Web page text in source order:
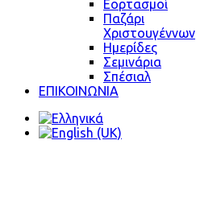
Εορτασμοί
Παζάρι
Χριστουγέννων
Ημερίδες
Σεμινάρια
Σπέσιαλ
ΕΠΙΚΟΙΝΩΝΙΑ